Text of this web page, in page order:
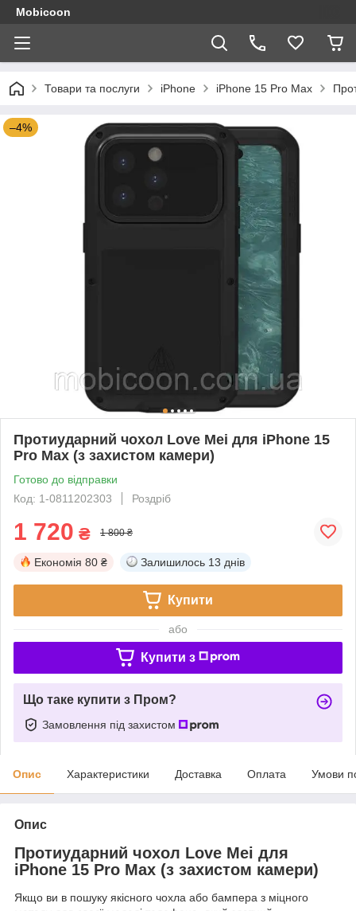
Mobicoon
Товари та послуги iPhone iPhone 15 Pro Max
–4%
Протиударний чохол Love Mei для iPhone 15
Pro Max (з захистом камери)
Готово до відправки
Код: 1-0811202303
Роздріб
1 720 ₴ 1 800 ₴
Економія 80 ₴ Залишилось 13 днів
Купити
або
Купити з
Що таке купити з Пром?
Замовлення під захистом
Опис Характеристики Доставка Оплата Умови
Опис
Протиударний чохол Love Mei для
iPhone 15 Pro Max (з захистом камери)
Якщо ви в пошуку якісного чохла або бампера з міцного